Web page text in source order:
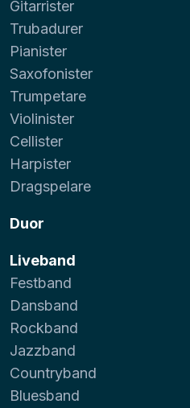
Gitarrister
Trubadurer
Pianister
Saxofonister
Trumpetare
Violinister
Cellister
Harpister
Dragspelare
Duor
Liveband
Festband
Dansband
Rockband
Jazzband
Countryband
Bluesband